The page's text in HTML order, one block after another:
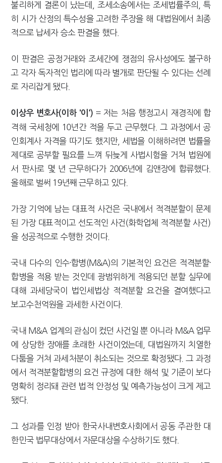
불리하게 결론이 났는데, 조세소송에서는 조세법률주의, 특
히 시가 산정의 특수성을 고려한 주장을 해 대법원에서 최종
적으로 납세자 승소 판결을 했다.
이 판결은 공정거래와 조세간에 쟁점의 유사성에도 불구하
고 각자 독자적인 법리에 따라 별개로 판단될 수 있다는 선례
로 자리잡게 됐다.
이상우 변호사(이하 '이') = 저는 처음 행정고시 재경직에 합
격해 국세청에 10년간 적을 두고 근무했다. 그 과정에서 공
인회계사 자격을 따기도 했지만, 세법을 이해하려면 법률을
제대로 공부할 필요를 느껴 뒤늦게 사법시험을 거쳐 법원에
서 판사로 몇 년 근무하다가 2006년에 김앤장에 합류했다.
올해로 벌써 19년째 근무하고 있다.
가장 기억에 남는 대표적 사건은 국내에서 적격분할이 문제
된 가장 대표적이고 선도적인 사건(화학업체 적격분할 사건)
을 성공적으로 수행한 것이다.
국내 다수의 인수·합병(M&A)의 기본적인 요건은 적격분할·
합병을 적용 받는 것인데 광범위하게 적용되던 분할 실무에
대해 과세당국이 법인세법상 적격분할 요건을 결여했다고
보고수천억원을 과세한 사건이다.
국내 M&A 업계의 관심이 컸던 사건일 뿐 아니라 M&A 업무
에 상당한 장애를 초래한 사건이었는데, 대법원까지 치열한
다툼을 거쳐 과세처분이 취소되는 것으로 확정됐다. 그 과정
에서 적격분할합병의 요건 규정에 대한 해석 및 기준이 보다
명확히 정리돼 관련 법적 안정성 및 예측가능성이 크게 제고
됐다.
그 성과를 인정 받아 한국사내변호사회에서 공동 주관한 대
한민국 법무대상에서 자문대상을 수상하기도 했다.